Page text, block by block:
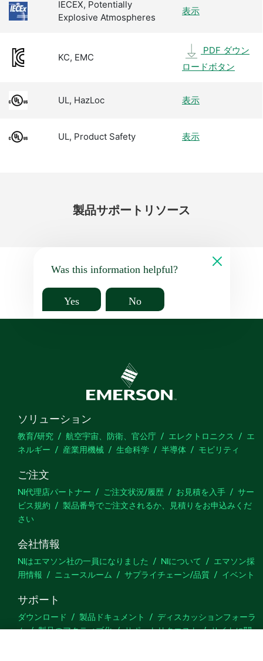
IECEX, Potentially
Explosive Atmospheres
表示
KC, EMC
PDF ダウン
ロードボタン
UL, HazLoc 表示
UL, Product Safety 表示
製品サポート リソース
Was this information helpful?
Yes No
ソリューション
教育/研究 航空宇宙、防衛、官公庁 エレクトロニクス
エ
ネルギー
産業用機械 生命科学 半導体 モビリティ
ご注文
NI代理店パートナー ご注文状況/履歴 お見積を入手
サー
ビス規約
製品番号でご注文されるか、見積りをお申込みくだ
さい
会社情報
NIはエマソン社の一員になりました NIについて
エマソン採
用情報
ニュースルーム サプライチェーン/品質 イベント
サポート
ダウンロード 製品ドキュメント
ディスカッションフォーラ
ム
製品のアクティブ化 サポートリクエスト
サイトに関